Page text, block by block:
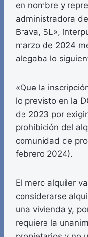
en nombre y
administradora
Brava, SL»,
marzo de 2024
alegaba lo
«Que la
lo previsto en la
de 2023 por
prohibición del
comunidad de
febrero 2024).
El mero alquiler
considerarse
una vivienda y,
requiere la